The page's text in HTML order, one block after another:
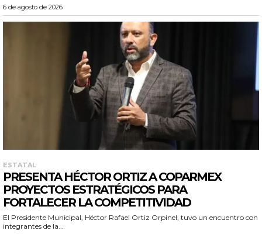
6 de agosto de 2026
ESTATAL
PRESENTA HÉCTOR ORTIZ A COPARMEX
PROYECTOS ESTRATÉGICOS PARA
FORTALECER LA COMPETITIVIDAD
El Presidente Municipal, Héctor Rafael Ortiz Orpinel, tuvo un encuentro con
integrantes de la...